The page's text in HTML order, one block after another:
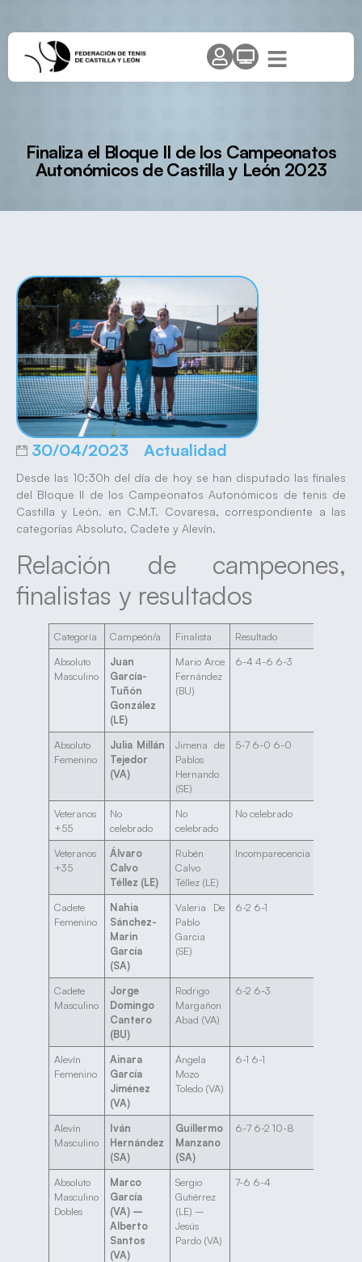
Finaliza el Bloque II de los Campeonatos
Autonómicos de Castilla y León 2023
30/04/2023 Actualidad
Desde las 10:30h del día de hoy se han disputado las finales
del Bloque II de los Campeonatos Autonómicos de tenis de
Castilla y León. en C.M.T. Covaresa, correspondiente a las
categorías Absoluto, Cadete y Alevín.
Relación de campeones,
finalistas y resultados
Categoría Campeón/a Finalista
Resultado
Absoluto
Masculino
Juan
García-
Tuñón
González
(LE)
Mario Arce
Fernández
(BU)
6-4 4-6 6-3
Absoluto
Femenino
Julia Millán
Tejedor
(VA)
Jimena de
Pablos
Hernando
(SE)
5-7 6-0 6-0
Veteranos
+55
No
celebrado
No
celebrado
No celebrado
Veteranos
+35
Álvaro
Calvo
Téllez (LE)
Rubén
Calvo
Téllez (LE)
Incomparecencia
Cadete
Femenino
Nahia
Sánchez-
Marin
García
(SA)
Valeria De
Pablo
Garcia
(SE)
6-2 6-1
Cadete
Masculino
Jorge
Domingo
Cantero
(BU)
Rodrigo
Margañon
Abad (VA)
6-2 6-3
Alevín
Femenino
Ainara
García
Jiménez
(VA)
Ángela
Mozo
Toledo (VA)
6-1 6-1
Alevín
Masculino
Iván
Hernández
(SA)
Guillermo
Manzano
(SA)
6-7 6-2 10-8
Absoluto
Masculino
Dobles
Marco
García
(VA) –
Alberto
Santos
(VA)
Sergio
Gutiérrez
(LE) –
Jesús
Pardo (VA)
7-6 6-4